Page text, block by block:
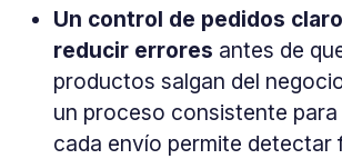
Un control de pedidos
reducir errores antes de
productos salgan del
un proceso consistente
cada envío permite detectar